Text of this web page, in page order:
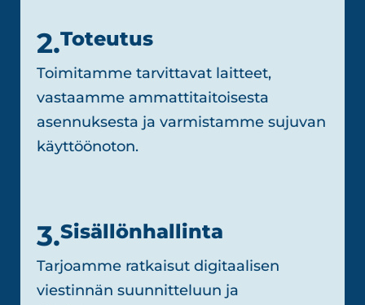
2.Toteutus
Toimitamme tarvittavat laitteet,
vastaamme ammattitaitoisesta
asennuksesta ja varmistamme sujuvan
käyttöönoton.
3.Sisällönhallinta
Tarjoamme ratkaisut digitaalisen
viestinnän suunnitteluun ja